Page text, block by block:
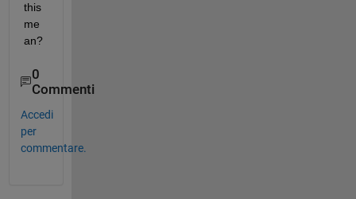
this
me
an?
0
Commenti
Accedi
per
commentare.